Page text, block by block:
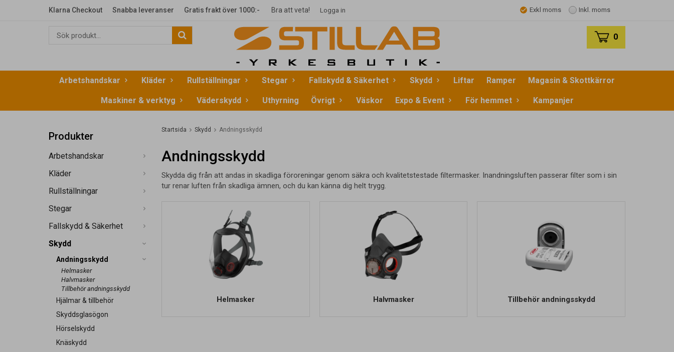
Klarna Checkout Snabba leveranser Gratis frakt över 1000:- Bra att veta! Logga in Exkl moms Inkl. moms
0
Arbetshandskar Kläder Rullställningar Stegar Fallskydd & Säkerhet Skydd Liftar Ramper Magasin & Skottkärror
Maskiner & verktyg Väderskydd Uthyrning Övrigt Väskor Expo & Event För hemmet Kampanjer
Produkter
Arbetshandskar
Kläder
Rullställningar
Stegar
Fallskydd & Säkerhet
Skydd
Andningsskydd
Helmasker
Halvmasker
Tillbehör andningsskydd
Hjälmar & tillbehör
Skyddsglasögon
Hörselskydd
Knäskydd
Startsida Skydd Andningsskydd
Andningsskydd
Skydda dig från att andas in skadliga föroreningar genom säkra och kvalitetstestade filtermasker. Inandningsluften passerar filter som i sin
tur renar luften från skadliga ämnen, och du kan känna dig helt trygg.
Helmasker Halvmasker Tillbehör andningsskydd